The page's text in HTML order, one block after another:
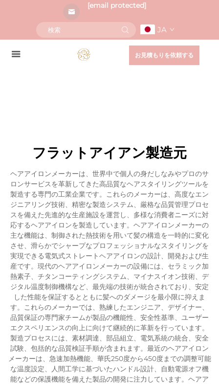
[email protected]
JA
お見積もりを依頼する
フラットアイアン製造元
ヘアアイロンメーカーは、世界中で個人の身だしなみやプロのサ
ロンサービスを革新してきた高品質なヘアスタイリングツールを
製造する専門の工業企業です。これらのメーカーは、高度なエン
ジニアリング技術、精密な製造システム、厳格な品質管理プロセ
スを備えた先進的な生産施設を運営し、多様な消費者ニーズに対
応するヘアアイロンを製造しています。ヘアアイロンメーカーの
主な機能は、制御された熱技術を用いて髪の構造を一時的に変化
させ、滑らかでシャープなプロフェッショナルなスタイリングを
実現できる電気式ストレートヘアアイロンの設計、開発および生
産です。現代のヘアアイロンメーカーの設備には、セラミック加
熱素子、チタンコーティングシステム、マイナスイオン技術、デ
ジタル温度制御機構など、最先端の技術が統合されており、安定
した性能を保証するとともに髪へのダメージを最小限に抑えま
す。これらのメーカーでは、熟練したエンジニア、デザイナー、
品質保証の専門家チームが製品の機能性、安全性基準、ユーザー
エクスペリエンスの向上に向けて継続的に革新を行っています。
製造プロセスには、素材調達、部品組立、電気系統の統合、安全
試験、包括的な品質検証手順が含まれます。最近のヘアアイロン
メーカーは、急速加熱機能、華氏250度から450度までの調整可能
な温度設定、人間工学に基づいたハンドル設計、自動電源オフ機
能などの保護機能を備えた製品の開発に注力しています。ヘアア